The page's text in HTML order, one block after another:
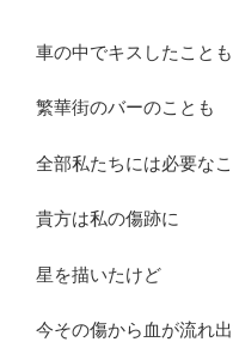
車の中でキスしたことも
繁華街のバーのことも
全部私たちには必要な
貴方は私の傷跡に
星を描いたけど
今その傷から血が流れ